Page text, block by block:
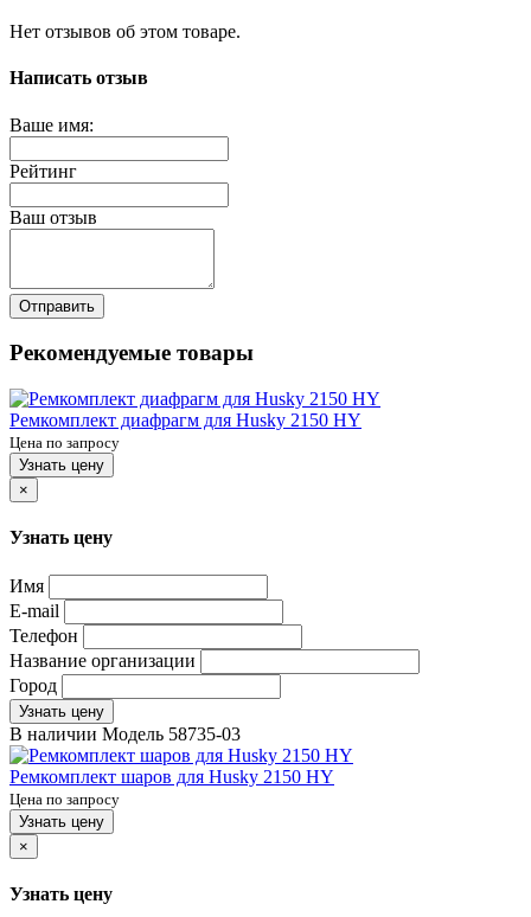
Нет отзывов об этом товаре.
Написать отзыв
Ваше имя:
Рейтинг
Ваш отзыв
Отправить
Рекомендуемые товары
Ремкомплект диафрагм для Husky 2150 HY
Цена по запросу
Узнать цену
×
Узнать цену
Имя
E-mail
Телефон
Название организации
Город
Узнать цену
В наличии Модель 58735-03
Ремкомплект шаров для Husky 2150 HY
Цена по запросу
Узнать цену
×
Узнать цену